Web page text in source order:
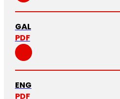
GAL
PDF
ENG
PDF